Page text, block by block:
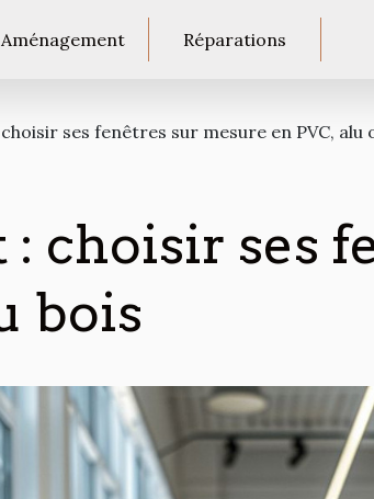
Aménagement Réparations
ses fenêtres sur mesure en PVC, alu
: choisir ses
bois